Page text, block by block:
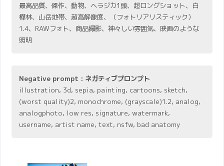
最高品質、傑作、動物、ヘラジカ1頭、超ロングショット、白
樺林、山岳地帯、超高解像度、（フォトリアリスティック）
1.4、RAWフォト、商品撮影、神々しい雰囲気、映画のような
照明
Negative prompt : ネガティブプロンプト
illustration, 3d, sepia, painting, cartoons, sketch,
(worst quality)2, monochrome, (grayscale)1.2, analog,
analogphoto, low res, signature, watermark,
username, artist name, text, nsfw, bad anatomy